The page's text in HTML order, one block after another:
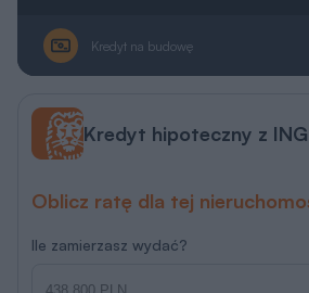
Kredyt na budowę
Kredyt hipoteczny z ING
Oblicz ratę dla tej
Ile zamierzasz wydać?